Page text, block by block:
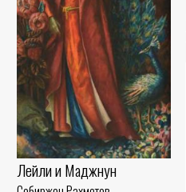
Лейли и Маджнун